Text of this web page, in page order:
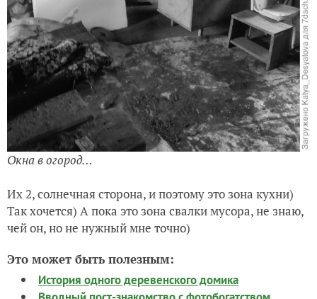
Окна в огород…
Их 2, солнечная сторона, и поэтому это зона кухни)
Так хочется) А пока это зона свалки мусора, не знаю,
чей он, но не нужный мне точно)
Это может быть полезным:
История одного деревенского домика